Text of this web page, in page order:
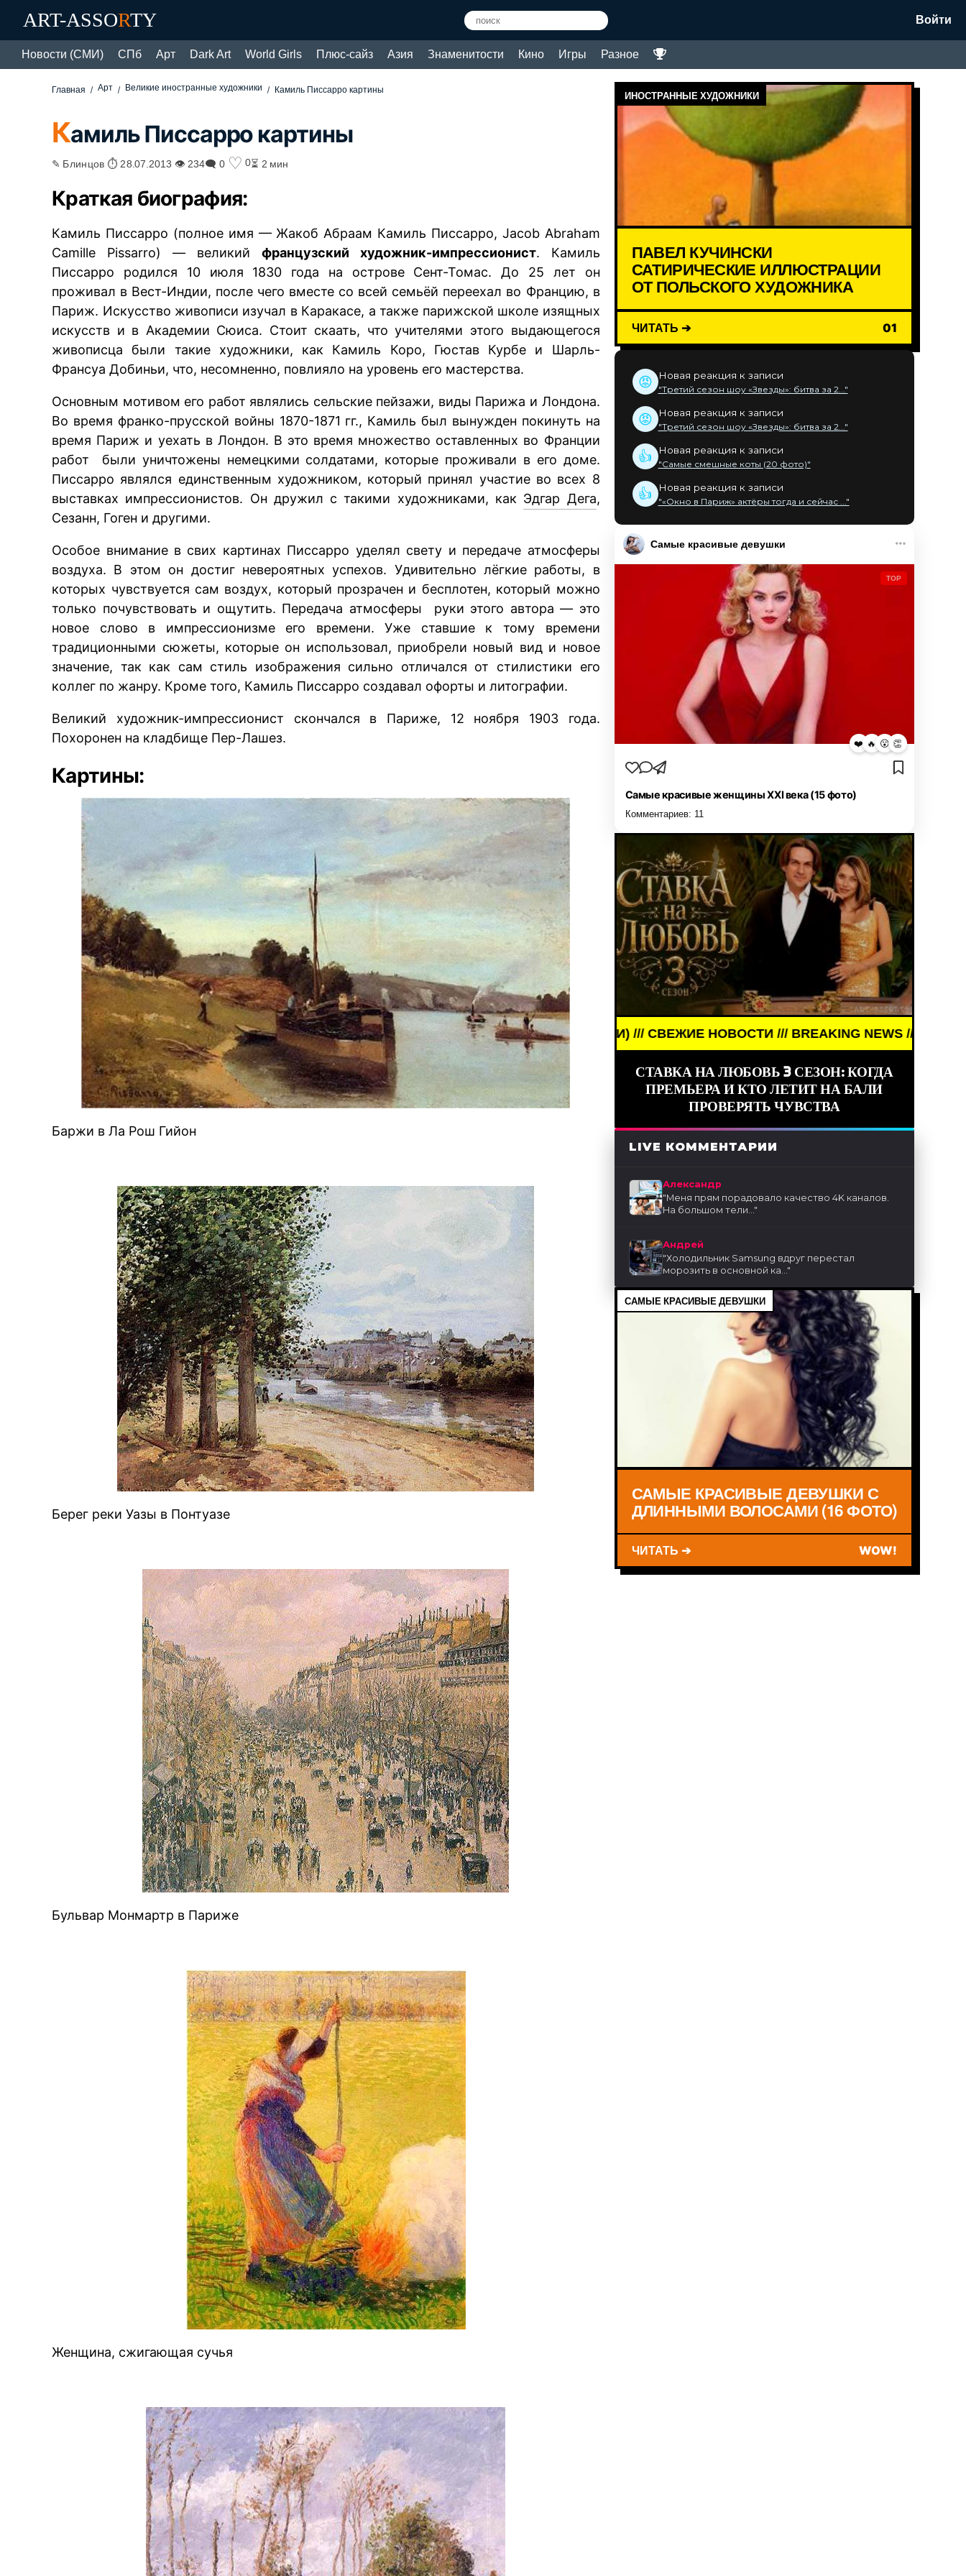
ART-ASSORTY Войти
Новости (СМИ) СПб Арт Dark Art World Girls Плюс-сайз Азия Знаменитости Кино Игры Разное
Главная Арт Великие иностранные художники Камиль Писсарро картины
Камиль Писсарро картины
✎ Блинцов ⏱ 28.07.2013 👁 234🗨 0 ♡ 0⏳ 2 мин
Краткая биография:
Камиль Писсарро (полное имя — Жакоб Абраам Камиль Писсарро, Jacob Abraham
Camille Pissarro) — великий французский художник-импрессионист. Камиль
Писсарро родился 10 июля 1830 года на острове Сент-Томас. До 25 лет он
проживал в Вест-Индии, после чего вместе со всей семьёй переехал во Францию, в
Париж. Искусство живописи изучал в Каракасе, а также парижской школе изящных
искусств и в Академии Сюиса. Стоит скаать, что учителями этого выдающегося
живописца были такие художники, как Камиль Коро, Гюстав Курбе и Шарль-
Франсуа Добиньи, что, несомненно, повлияло на уровень его мастерства.
Основным мотивом его работ являлись сельские пейзажи, виды Парижа и Лондона.
Во время франко-прусской войны 1870-1871 гг., Камиль был вынужден покинуть на
время Париж и уехать в Лондон. В это время множество оставленных во Франции
работ были уничтожены немецкими солдатами, которые проживали в его доме.
Писсарро являлся единственным художником, который принял участие во всех 8
выставках импрессионистов. Он дружил с такими художниками, как Эдгар Дега,
Сезанн, Гоген и другими.
Особое внимание в свих картинах Писсарро уделял свету и передаче атмосферы
воздуха. В этом он достиг невероятных успехов. Удивительно лёгкие работы, в
которых чувствуется сам воздух, который прозрачен и бесплотен, который можно
только почувствовать и ощутить. Передача атмосферы руки этого автора — это
новое слово в импрессионизме его времени. Уже ставшие к тому времени
традиционными сюжеты, которые он использовал, приобрели новый вид и новое
значение, так как сам стиль изображения сильно отличался от стилистики его
коллег по жанру. Кроме того, Камиль Писсарро создавал офорты и литографии.
Великий художник-импрессионист скончался в Париже, 12 ноября 1903 года.
Похоронен на кладбище Пер-Лашез.
Картины:
Баржи в Ла Рош Гийон
Берег реки Уазы в Понтуазе
Бульвар Монмартр в Париже
Женщина, сжигающая сучья
ИНОСТРАННЫЕ ХУДОЖНИКИ
ПАВЕЛ КУЧИНСКИ
САТИРИЧЕСКИЕ ИЛЛЮСТРАЦИИ
ОТ ПОЛЬСКОГО ХУДОЖНИКА
ЧИТАТЬ ➔ 01
😡 Новая реакция к записи
"Третий сезон шоу «Звезды»: битва за 2..."
😡 Новая реакция к записи
"Третий сезон шоу «Звезды»: битва за 2..."
👍 Новая реакция к записи
"Самые смешные коты (20 фото)"
👍 Новая реакция к записи
"«Окно в Париж» актёры тогда и сейчас ..."
Самые красивые девушки
TOP
❤️ 🔥 😮 👏
Самые красивые женщины XXI века (15 фото)
Комментариев: 11
BREAKING NEWS /// НОВОСТИ (СМИ) /// СВЕЖИЕ НОВОСТИ /// BREAKING NEWS /// НОВОСТИ (СМИ) ///
СТАВКА НА ЛЮБОВЬ 3 СЕЗОН: КОГДА
ПРЕМЬЕРА И КТО ЛЕТИТ НА БАЛИ
ПРОВЕРЯТЬ ЧУВСТВА
LIVE КОММЕНТАРИИ
Александр
"Меня прям порадовало качество 4K каналов.
На большом тели..."
Андрей
"Холодильник Samsung вдруг перестал
морозить в основной ка..."
САМЫЕ КРАСИВЫЕ ДЕВУШКИ
САМЫЕ КРАСИВЫЕ ДЕВУШКИ С
ДЛИННЫМИ ВОЛОСАМИ (16 ФОТО)
ЧИТАТЬ ➔ WOW!